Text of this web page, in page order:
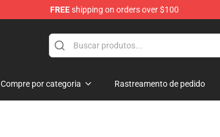
FREEshipping on orders over $100
Compre por categoria Rastreamento de pedido